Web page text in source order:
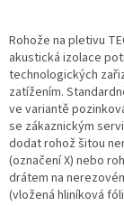
Rohože na pletivu
akustická izolace
technologických
zatížením.
ve variantě
se zákaznickým
dodat rohož šitou
(označení X) nebo
drátem na
(vložená hliníková